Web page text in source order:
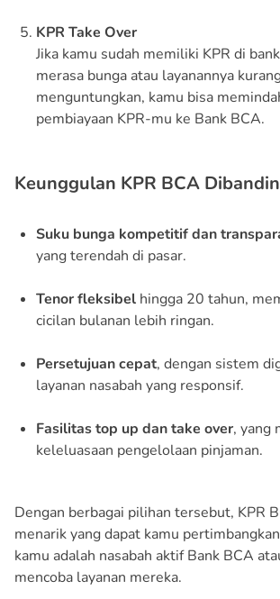
KPR Take Over
Jika kamu sudah memiliki KPR di
merasa bunga atau layanannya
menguntungkan, kamu bisa
pembiayaan KPR-mu ke Bank BCA.
Keunggulan KPR BCA
Suku bunga kompetitif dan
yang terendah di pasar.
Tenor fleksibel hingga 20 tahun,
cicilan bulanan lebih ringan.
Persetujuan cepat, dengan sistem
layanan nasabah yang responsif.
Fasilitas top up dan take over, yang
keleluasaan pengelolaan pinjaman.
Dengan berbagai pilihan tersebut, KPR
menarik yang dapat kamu
kamu adalah nasabah aktif Bank BCA
mencoba layanan mereka.